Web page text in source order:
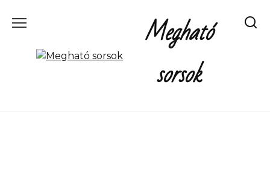
Megható
sorsok